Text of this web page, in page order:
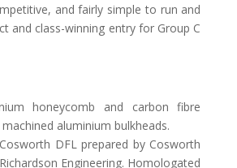
and fairly simple to run and
and class-winning entry for Group C
honeycomb and carbon fibre
aluminium bulkheads.
DFL prepared by Cosworth
Engineering. Homologated